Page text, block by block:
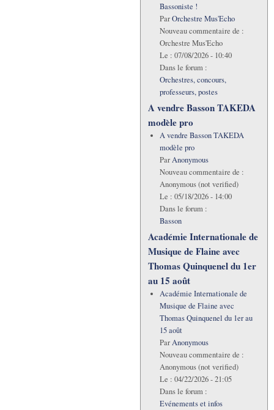
Bassoniste !
ParOrchestre Mus'Echo
Nouveau commentaire de :
Orchestre Mus'Echo
Le : 07/08/2026 - 10:40
Dans le forum :
Orchestres, concours,
professeurs, postes
A vendre Basson TAKEDA
modèle pro
A vendre Basson TAKEDA
modèle pro
ParAnonymous
Nouveau commentaire de :
Anonymous (not verified)
Le : 05/18/2026 - 14:00
Dans le forum :
Basson
Académie Internationale de
Musique de Flaine avec
Thomas Quinquenel du 1er
au 15 août
Académie Internationale de
Musique de Flaine avec
Thomas Quinquenel du 1er au
15 août
ParAnonymous
Nouveau commentaire de :
Anonymous (not verified)
Le : 04/22/2026 - 21:05
Dans le forum :
Evénements et infos